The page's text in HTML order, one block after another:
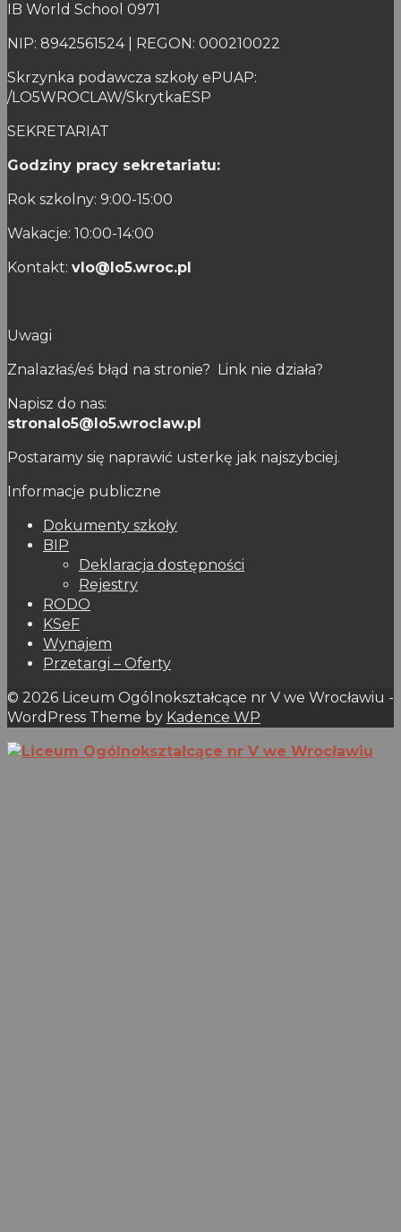
IB World School 0971
NIP: 8942561524 | REGON: 000210022
Skrzynka podawcza szkoły ePUAP:
/LO5WROCLAW/SkrytkaESP
SEKRETARIAT
Godziny pracy sekretariatu:
Rok szkolny: 9:00-15:00
Wakacje: 10:00-14:00
Kontakt: vlo@lo5.wroc.pl
Uwagi
Znalazłaś/eś błąd na stronie? Link nie działa?
Napisz do nas:
stronalo5@lo5.wroclaw.pl
Postaramy się naprawić usterkę jak najszybciej.
Informacje publiczne
Dokumenty szkoły
BIP
Deklaracja dostępności
Rejestry
RODO
KSeF
Wynajem
Przetargi – Oferty
© 2026 Liceum Ogólnokształcące nr V we Wrocławiu -
WordPress Theme by Kadence WP